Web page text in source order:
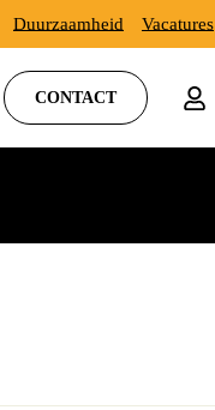
Duurzaamheid Vacatures
CONTACT